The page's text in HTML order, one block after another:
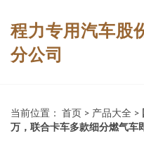
程力专用汽车股
分公司
当前位置： 首页 > 产品大全 >
万，联合卡车多款细分燃气车